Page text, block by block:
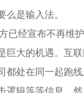
是输入法。
已经宣布不再维
大的机遇。互联
处在同一起跑线